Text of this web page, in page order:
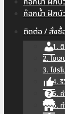
ก๊อกน้ำ ฝักบั
ติดต่อ / สั่งซื้
1.
2. ใบเ
3. โปร
4.
5.
6.